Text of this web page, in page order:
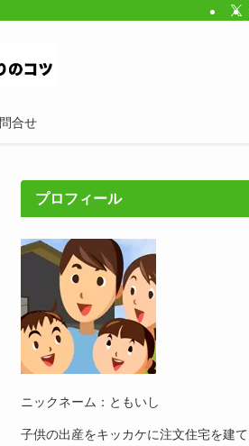
問合せ
プロフィール
ニックネーム：ともいし
子供の出産をキッカケに注文住宅を建